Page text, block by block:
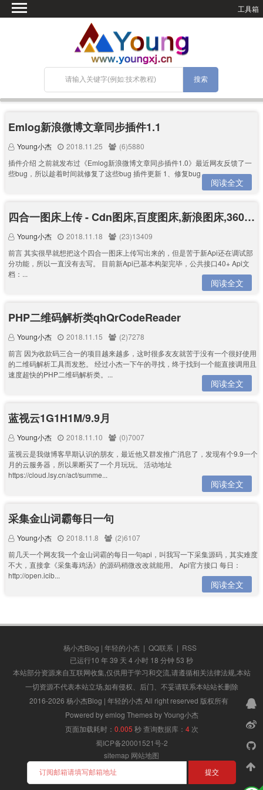
工具箱
网站搭建
关于Blog
宝塔面板
Emlog新浪微博文章同步插件1.1
Young小杰 2018.11.25
(6)5880
插件介绍 之前就发布过《Emlog新浪微博文章同步插件1.0》最近网友反馈了一
些bug，所以趁着时间就修复了这些bug 插件更新 1、修复bug ...
阅读全文
四合一图床上传 - Cdn图床,百度图床,新浪图床,360图床,搜狗图床
Young小杰 2018.11.18
(23)13409
前言 其实很早就想把这个四合一图床上传写出来的，但是苦于新Api还在调试部
分功能，所以一直没有去写。 目前新Api已基本构架完毕，公共接口40+ Api文
档：...
阅读全文
PHP二维码解析类qhQrCodeReader
Young小杰 2018.11.15
(2)7278
前言 因为收款码三合一的项目越来越多，这时很多友友就苦于没有一个很好使用
的二维码解析工具而发愁。 经过小杰一下午的寻找，终于找到一个能直接调用且
速度超快的PHP二维码解析类。...
阅读全文
蓝视云1G1H1M/9.9月
Young小杰 2018.11.10
(0)7007
蓝视云是我做博客早期认识的朋友，最近他又群发推广消息了，发现有个9.9一个
月的云服务器，所以果断买了一个月玩玩。 活动地址
https://cloud.lsy.cn/act/summe...
阅读全文
采集金山词霸每日一句
Young小杰 2018.11.8
(2)6107
前几天一个网友我一个金山词霸的每日一句api，叫我写一下采集源码，其实难度
不大，直接拿《采集毒鸡汤》的源码稍微改改就能用。 Api官方接口 每日：
http://open.icib...
阅读全文
杨小杰Blog | 年轻的小杰 | QQ联系 | RSS
已运行10 年 39 天 4 小时 18 分钟 53 秒
本站部分资源来自互联网收集,仅供用于学习和交流,请遵循相关法律法规,本站
一切资源不代表本站立场,如有侵权、后门、不妥请联系本站站长删除
2016-2026 杨小杰Blog | 年轻的小杰 All right reserved 版权所有
Powered by emlog Themes by Young小杰
页面加载耗时： 0.005 秒查询数据库： 4次
蜀ICP备20001521号-2
sitemap 网站地图